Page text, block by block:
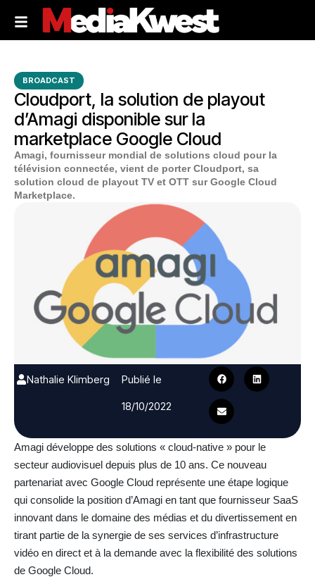
BROADCAST
Cloudport, la solution de playout
d’Amagi disponible sur la
marketplace Google Cloud
Amagi, fournisseur mondial de solutions cloud pour la
télévision connectée, vient de porter Cloudport, sa
solution cloud de playout TV et OTT sur Google Cloud
Marketplace.
Nathalie Klimberg
Publié le
18/10/2022
Amagi développe des solutions « cloud-native » pour le
secteur audiovisuel depuis plus de 10 ans. Ce nouveau
partenariat avec Google Cloud représente une étape logique
qui consolide la position d’Amagi en tant que fournisseur SaaS
innovant dans le domaine des médias et du divertissement en
tirant partie de la synergie de ses services d’infrastructure
vidéo en direct et à la demande avec la flexibilité des solutions
de Google Cloud.